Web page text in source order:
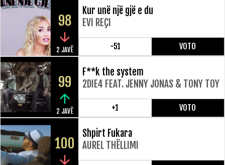
98
2 JAVË
Kur unë një gjë e du
EVI REÇI
-51 VOTO
99
2 JAVË
F**k the system
2DIE4 FEAT. JENNY JONAS & TONY TOY
+1 VOTO
100
Shpirt Fukara
AUREL THËLLIMI